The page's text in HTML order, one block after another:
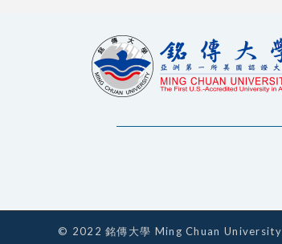
© 2022 銘傳大學 Ming Chuan University